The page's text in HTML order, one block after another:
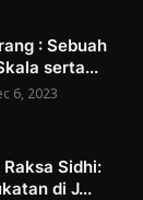
: Sebuah
serta...
6, 2023
Sidhi:
di J...